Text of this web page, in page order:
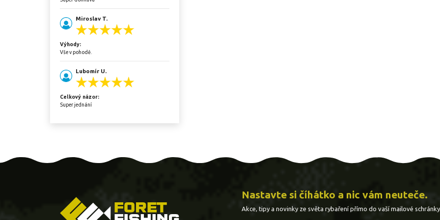
Miroslav T.
Výhody:
Vše v pohodě.
Lubomír U.
Celkový názor:
Super jednání
Nastavte si číhátko a nic vám neuteče.
Akce, tipy a novinky ze světa rybaření přímo do vaší mailové